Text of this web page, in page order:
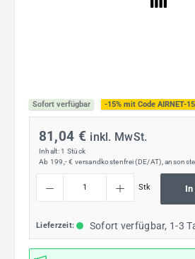
Sofort verfügbar -15% mit Code AIRNET-15
81,04 € inkl. MwSt.
Inhalt: 1 Stück
Ab 199,- € versandkostenfrei (DE/AT),
Stk In
Lieferzeit: Sofort verfügbar, 1-3